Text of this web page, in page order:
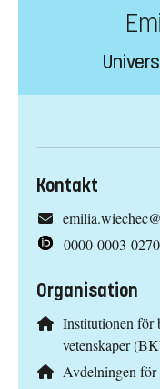
Kontakt
0000-0003-
Organisation
Institutionen för
vetenskaper
Avdelningen